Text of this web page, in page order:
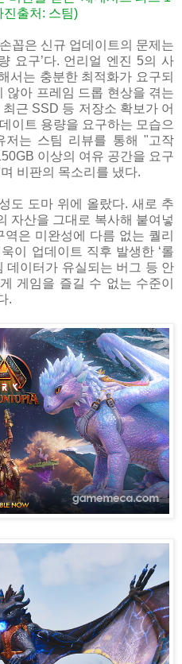
진출처: 스팀)
꼽은 신규 업데이트의 문제는
요구’다. 언리얼 엔진 5의 사
서는 충분한 최적화가 요구되
않아 프레임 드롭 현상을 겪는
근 SSD 등 저장소 확보가 어
이트 용량을 요구하는 모습으
저는 스팀 리뷰를 통해 "고작
이상의 여유 공간을 요구
비판의 목소리를 냈다.
도 도마 위에 올랐다. 새로 추
자산을 그대로 복사해 붙여넣
은 미완성에 다름 없는 퀄리
이 업데이트 직후 발생한 ‘롤
데이터가 유실되는 버그 등 안
게임을 즐길 수 없는 수준이
.